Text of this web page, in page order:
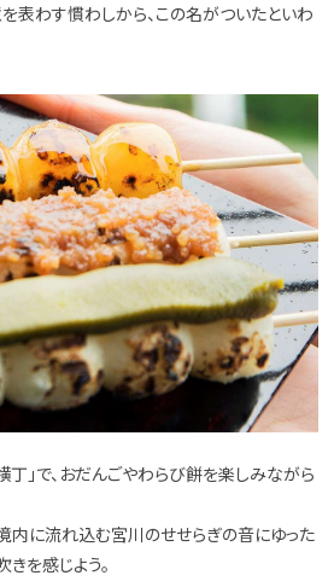
表わす慣わしから、この名がついたといわ
丁」で、おだんごやわらび餅を楽しみながら
内に流れ込む宮川のせせらぎの音にゆった
を感じよう。